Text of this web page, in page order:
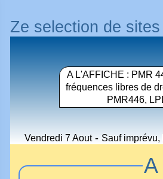
Ze selection de
A L'AFFICHE : PMR
fréquences libres de
PMR446,
Vendredi 7 Aout-Sauf
A